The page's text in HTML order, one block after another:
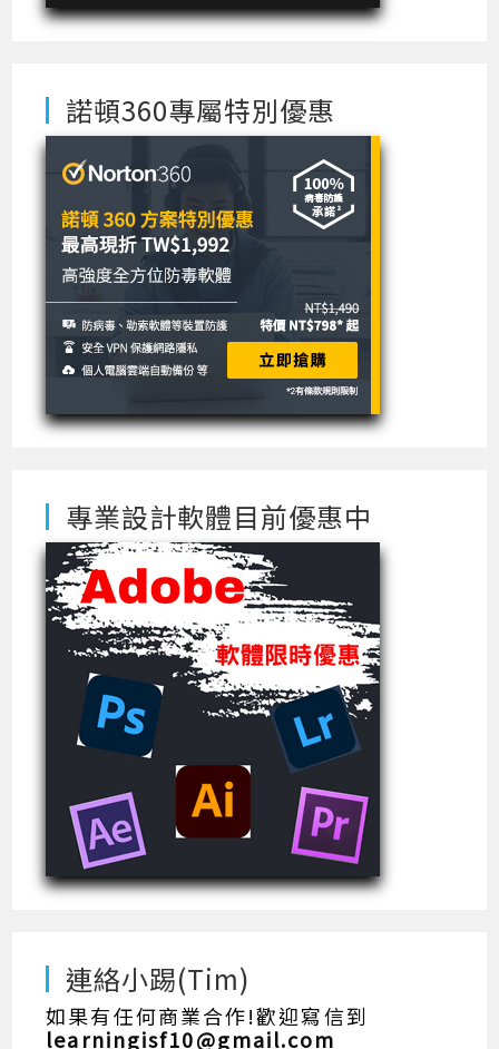
諾頓360專屬特別優惠
專業設計軟體目前優惠中
連絡小踢(Tim)
如果有任何商業合作!歡迎寫信到
learningisf10@gmail.com